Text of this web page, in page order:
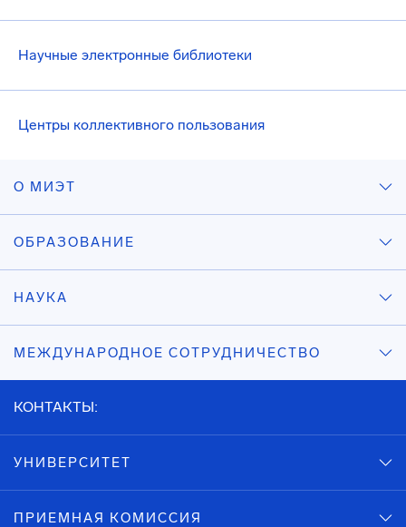
Научные электронные библиотеки
Центры коллективного пользования
О МИЭТ
ОБРАЗОВАНИЕ
НАУКА
МЕЖДУНАРОДНОЕ СОТРУДНИЧЕСТВО
КОНТАКТЫ:
УНИВЕРСИТЕТ
ПРИЕМНАЯ КОМИССИЯ